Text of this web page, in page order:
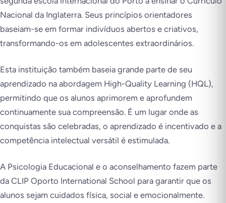
Nacional da Inglaterra. Seus princípios orientadores
baseiam-se em formar indivíduos abertos e criativos,
transformando-os em adolescentes extraordinários.
Esta instituição também baseia grande parte de seu
aprendizado na abordagem High-Quality Learning (HQL),
permitindo que os alunos aprimorem e aprofundem
continuamente sua compreensão. É um lugar onde as
conquistas são celebradas, o aprendizado é incentivado e a
competência intelectual versátil é estimulada.
A Psicologia Educacional e o aconselhamento fazem parte
da CLIP Oporto International School para garantir que os
alunos sejam cuidados física, social e emocionalmente.